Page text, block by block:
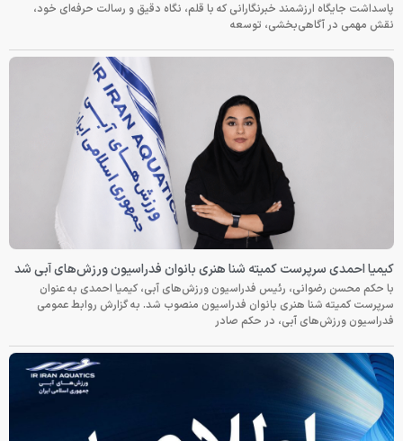
پاسداشت جایگاه ارزشمند خبرنگارانی که با قلم، نگاه دقیق و رسالت حرفه‌ای خود،
نقش مهمی در آگاهی‌بخشی، توسعه
کیمیا احمدی سرپرست کمیته شنا هنری بانوان فدراسیون ورزش‌های آبی شد
با حکم محسن رضوانی، رئیس فدراسیون ورزش‌های آبی، کیمیا احمدی به عنوان
سرپرست کمیته شنا هنری بانوان فدراسیون منصوب شد. به گزارش روابط عمومی
فدراسیون ورزش‌های آبی، در حکم صادر